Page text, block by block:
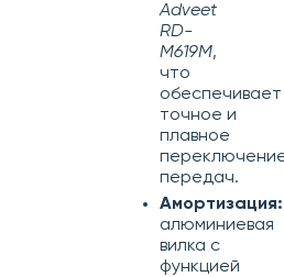
Adveet
RD-
M619M,
что
обеспечивает
точное и
плавное
передач.
Амортизация:
алюминиевая
вилка с
функцией